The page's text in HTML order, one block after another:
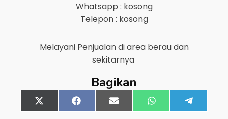
Whatsapp : kosong
Telepon : kosong
Melayani Penjualan di area beraudan
sekitarnya
Bagikan
Share
on
X
(Twitter)
Share
on
FacebookShare
on
Email Share
on
WhatsApp
on